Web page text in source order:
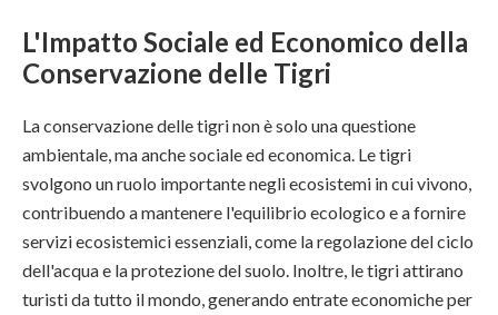
L'Impatto Sociale ed Economico della
Conservazione delle Tigri
La conservazione delle tigri non è solo una questione
ambientale, ma anche sociale ed economica. Le tigri
svolgono un ruolo importante negli ecosistemi in cui vivono,
contribuendo a mantenere l'equilibrio ecologico e a fornire
servizi ecosistemici essenziali, come la regolazione del ciclo
dell'acqua e la protezione del suolo. Inoltre, le tigri attirano
turisti da tutto il mondo, generando entrate economiche per